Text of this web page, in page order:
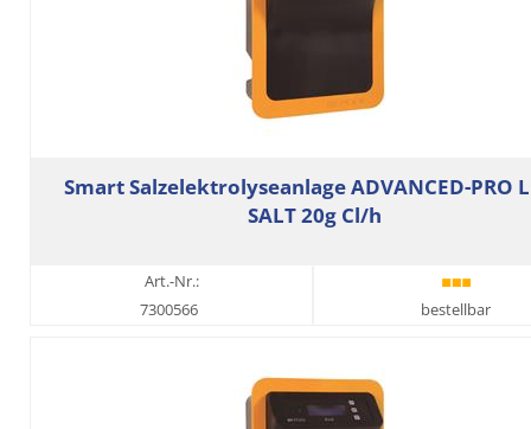
Smart Salzelektrolyseanlage ADVANCED-PRO
SALT 20g Cl/h
Art.-Nr.:
7300566
bestellbar